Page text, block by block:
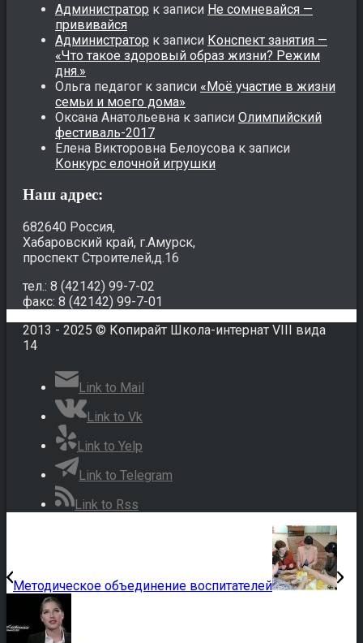
Администратор к записи Не сомневайся —
прививайся
Администратор к записи Конспект занятия —
«Что такое здоровый образ жизни? Режим
дня.»
Ольга педагог к записи «Моё участие в жизни
семьи и моего дома»
Оксана Анатольевна к записи Олимпийский
фестиваль-2017
Елена Викторовна Белоусова к записи
Конкурс елочной игрушки
Наш адрес:
682640 Россия,
Хабаровский край, г.Амурск,
проспект Строителей,д.16
тел.: 8 (42142) 99-7-02
факс: 8 (42142) 99-7-01
2013 - 2025 © Копирайт Школа-интернат VIII вида
14
Link to Mail
Link to Vk
Link to Yelp
Link to Telegram
Link to Rss
Методическое объединение воспитателей